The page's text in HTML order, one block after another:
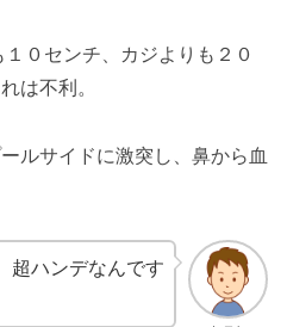
０センチ、カジよりも２０
は不利。
ルサイドに激突し、鼻から血
超ハンデなんです